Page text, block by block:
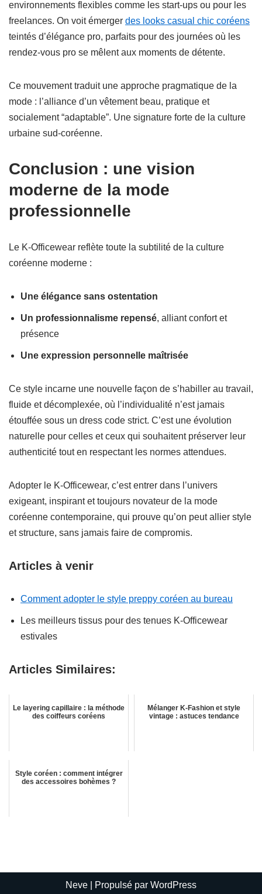
environnements flexibles comme les start-ups ou pour les
freelances. On voit émerger des looks casual chic coréens
teintés d’élégance pro, parfaits pour des journées où les
rendez-vous pro se mêlent aux moments de détente.
Ce mouvement traduit une approche pragmatique de la
mode : l’alliance d’un vêtement beau, pratique et
socialement “adaptable”. Une signature forte de la culture
urbaine sud-coréenne.
Conclusion : une vision
moderne de la mode
professionnelle
Le K-Officewear reflète toute la subtilité de la culture
coréenne moderne :
Une élégance sans ostentation
Un professionnalisme repensé, alliant confort et
présence
Une expression personnelle maîtrisée
Ce style incarne une nouvelle façon de s’habiller au travail,
fluide et décomplexée, où l’individualité n’est jamais
étouffée sous un dress code strict. C’est une évolution
naturelle pour celles et ceux qui souhaitent préserver leur
authenticité tout en respectant les normes attendues.
Adopter le K-Officewear, c’est entrer dans l’univers
exigeant, inspirant et toujours novateur de la mode
coréenne contemporaine, qui prouve qu’on peut allier style
et structure, sans jamais faire de compromis.
Articles à venir
Comment adopter le style preppy coréen au bureau
Les meilleurs tissus pour des tenues K-Officewear
estivales
Articles Similaires:
Le layering capillaire : la méthode
des coiffeurs coréens
Mélanger K-Fashion et style
vintage : astuces tendance
Style coréen : comment intégrer
des accessoires bohèmes ?
Neve | Propulsé par WordPress